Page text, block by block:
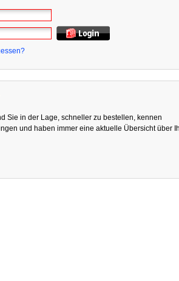
Sie in der Lage, schneller zu bestellen, kennen
und haben immer eine aktuelle Übersicht über